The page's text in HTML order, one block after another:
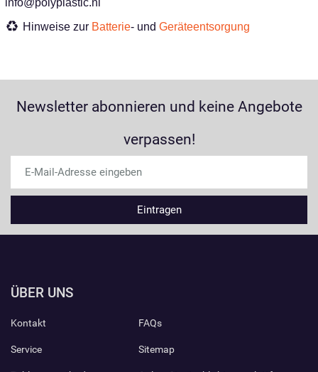
info@polyplastic.nl
Hinweise zur Batterie- und Geräteentsorgung
Newsletter abonnieren und keine Angebote
verpassen!
ÜBER UNS
Kontakt
Service
FAQs
Sitemap